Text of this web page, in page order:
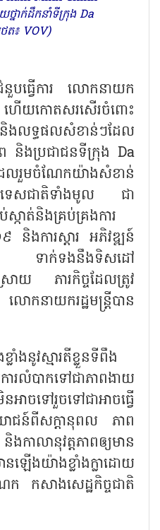
យថ្នាក់ដឹកនាំទីក្រុង Da
ត៖ VOV)
ជំនួបធ្វើការ លោកនាយក
ស់ ហើយកោតសរសើរចំពោះ
លទ្ធផលសំខាន់ៗដែល
និងប្រជាជនទីក្រុង Da
លរួមចំណែកយ៉ាងសំខាន់
រទេសជាតិទាំងមូល ជា
ស្កាត់និងគ្រប់គ្រងការ
និងការស្តារ អភិវឌ្ឍន៍
ញ។ ទាក់ទងនឹងទិសដៅ
យ ភារកិច្ចដែលត្រូវ
កនាយករដ្ឋមន្ត្រីបាន
លាំងនូវស្មារតីខ្លួនទីពឹង
ារលំបាកទៅជាភាពងាយ
អាចទៅរួចទៅជាអាចធ្វើ
ជន៍ពីសក្ដានុពល ភាព
ាលានុវត្តភាពឲ្យមាន
យ៉ាងខ្លាំងក្លាដោយ
ក កសាងសេដ្ឋកិច្ចជាតិ